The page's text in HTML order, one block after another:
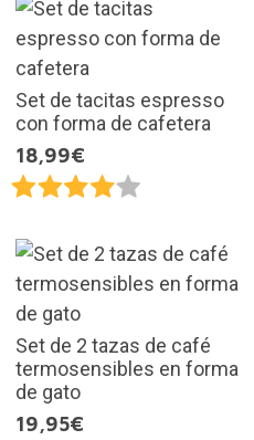
Set de tacitas espresso
con forma de cafetera
18,99€
Set de 2 tazas de café
termosensibles en forma
de gato
19,95€